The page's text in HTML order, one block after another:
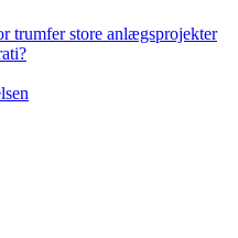
trumfer store anlægsprojekter